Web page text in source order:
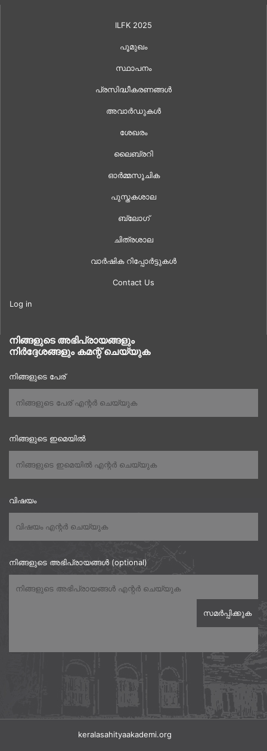
ILFK 2025
പൂമുഖം
സ്ഥാപനം
പ്രസിദ്ധീകരണങ്ങൾ
അവാർഡുകൾ
ശേഖരം
ലൈബ്രറി
ഓർമ്മസൂചിക
പുസ്തകശാല
ബ്ലോഗ്
ചിത്രശാല
വാർഷിക റിപ്പോർട്ടുകൾ
Contact Us
Log in
നിങ്ങളുടെ അഭിപ്രായങ്ങളും
നിർദ്ദേശങ്ങളും കമന്റ് ചെയ്യുക
നിങ്ങളുടെ പേര്
നിങ്ങളുടെ ഇമെയിൽ
വിഷയം
നിങ്ങളുടെ അഭിപ്രായങ്ങൾ (optional)
keralasahityaakademi.org